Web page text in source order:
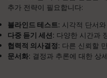
추가 전략이 필요합니다:
블라인드 테스트: 시각적 단서
다중 듣기 세션: 다양한 시간과
협력적 의사결정: 다른 신뢰할
문서화: 결정과 추론에 대한 상